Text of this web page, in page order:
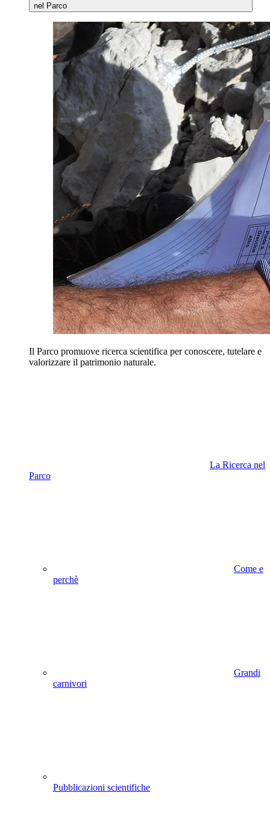
nel Parco
Il Parco promuove ricerca scientifica per conoscere, tutelare e
valorizzare il patrimonio naturale.
La Ricerca nel
Parco
Come e
perchè
Grandi
carnivori
Pubblicazioni scientifiche